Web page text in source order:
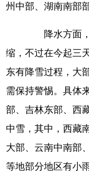
州中部、湖南南部
降水方面，
缩，不过在今起三
东有降雪过程，大
需保持警惕。具体
部、吉林东部、西
中雪，其中，西藏
大部、云南中南部
等地部分地区有小雨